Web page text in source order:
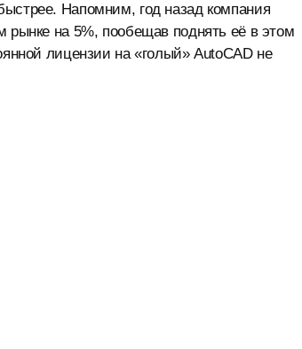
Напомним, год назад компания
рынке на 5%, пообещав поднять её в этом
лицензии на «голый» AutoCAD не